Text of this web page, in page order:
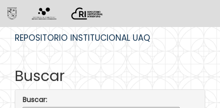
REPOSITORIO INSTITUCIONAL UAQ
Buscar
Buscar: